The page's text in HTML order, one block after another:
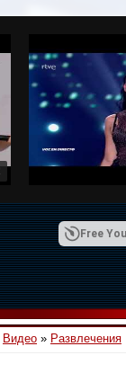
Free
Видео » Развлечения